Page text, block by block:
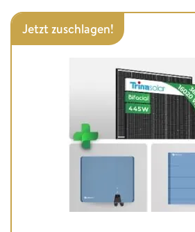
Jetzt zuschlagen!